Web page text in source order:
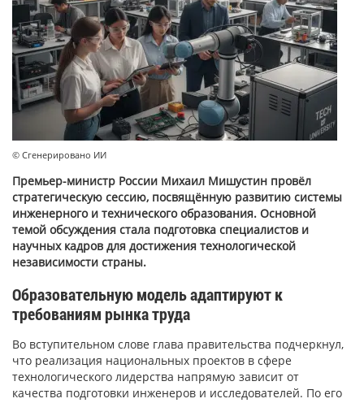
© Сгенерировано ИИ
Премьер-министр России Михаил Мишустин провёл
стратегическую сессию, посвящённую развитию системы
инженерного и технического образования. Основной
темой обсуждения стала подготовка специалистов и
научных кадров для достижения технологической
независимости страны.
Образовательную модель адаптируют к
требованиям рынка труда
Во вступительном слове глава правительства подчеркнул,
что реализация национальных проектов в сфере
технологического лидерства напрямую зависит от
качества подготовки инженеров и исследователей. По его